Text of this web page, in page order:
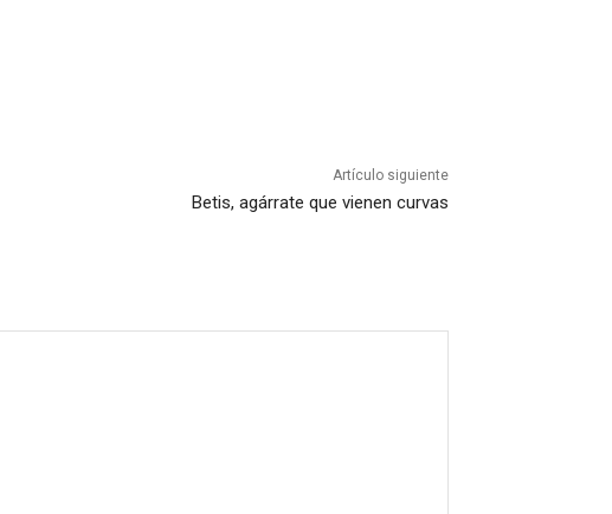
Artículo siguiente
Betis, agárrate que vienen curvas